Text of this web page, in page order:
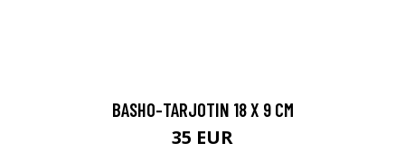
BASHO-TARJOTIN 18 X 9 CM
35 EUR